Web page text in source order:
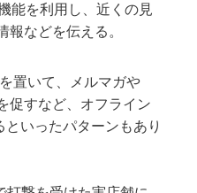
能を利用し、近くの見
報などを伝える。
置いて、メルマガや
促すなど、オフライン
いったパターンもあり